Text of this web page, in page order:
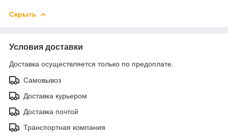
Скрыть
Условия доставки
Доставка осуществляется только по предоплате.
Самовывоз
Доставка курьером
Доставка почтой
Транспортная компания